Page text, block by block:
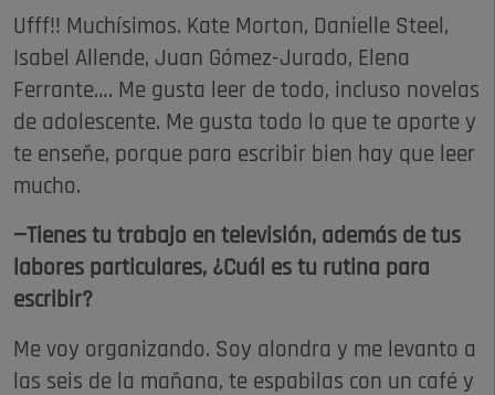
Ufff!! Muchísimos. Kate Morton, Danielle Steel,
Isabel Allende, Juan Gómez-Jurado, Elena
Ferrante…. Me gusta leer de todo, incluso novelas
de adolescente. Me gusta todo lo que te aporte y
te enseñe, porque para escribir bien hay que leer
mucho.
—Tienes tu trabajo en televisión, además de tus
labores particulares, ¿Cuál es tu rutina para
escribir?
Me voy organizando. Soy alondra y me levanto a
las seis de la mañana, te espabilas con un café y